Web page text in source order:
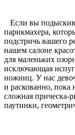
Если вы
парикмахера,
подстричь вашего
нашем салоне
для маленьких
исключающая
ножниц. У нас
и раскованно,
сложная прическа-
паутинки,